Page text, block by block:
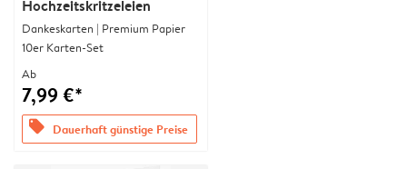
Hochzeitskritzeleien
Dankeskarten | Premium Papier
10er Karten-Set
Ab
7,99 €*
offers Dauerhaft günstige Preise